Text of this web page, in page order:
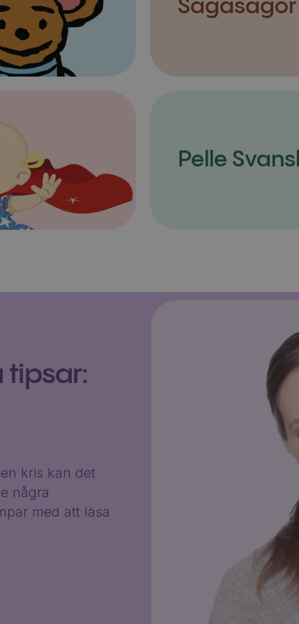
Sagasagor
Pelle
tipsar:
kris kan det
några
med att läsa